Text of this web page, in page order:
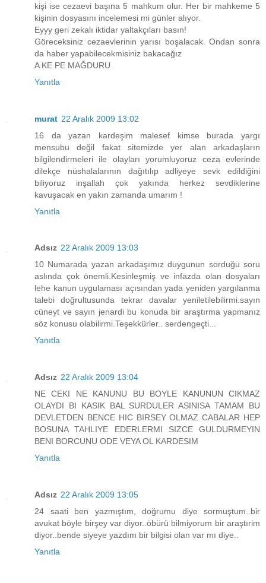
kişi ise cezaevi başına 5 mahkum olur. Her bir mahkeme 5
kişinin dosyasını incelemesi mi günler alıyor.
Eyyy geri zekalı iktidar yaltakçıları basın!
Göreceksiniz cezaevlerinin yarısı boşalacak. Ondan sonra
da haber yapabilecekmisiniz bakacağız
A KE PE MAĞDURU
Yanıtla
murat 22 Aralık 2009 13:02
16 da yazan kardeşim malesef kimse burada yargı
mensubu değil fakat sitemizde yer alan arkadaşların
bilgilendirmeleri ile olayları yorumluyoruz ceza evlerinde
dilekçe nüshalalarının dağıtılıp adliyeye sevk edildiğini
biliyoruz inşallah çok yakında herkez sevdiklerine
kavuşacak en yakın zamanda umarım !
Yanıtla
Adsız 22 Aralık 2009 13:03
10 Numarada yazan arkadaşımız duygunun sorduğu soru
aslında çok önemli.Kesinleşmiş ve infazda olan dosyaları
lehe kanun uygulaması açısından yada yeniden yargılanma
talebi doğrultusunda tekrar davalar yeniletilebilirmi.sayın
cüneyt ve sayın jenardi bu konuda bir araştırma yapmanız
söz konusu olabilirmi.Teşekkürler.. serdengeçti...
Yanıtla
Adsız 22 Aralık 2009 13:04
NE CEKI NE KANUNU BU BOYLE KANUNUN CIKMAZ
OLAYDI BI KASIK BAL SURDULER ASINISA TAMAM BU
DEVLETDEN BENCE HIC BIRSEY OLMAZ CABALAR HEP
BOSUNA TAHLIYE EDERLERMI SIZCE GULDURMEYIN
BENI BORCUNU ODE VEYA OL KARDESIM
Yanıtla
Adsız 22 Aralık 2009 13:05
24 saati ben yazmıştım, doğrumu diye sormuştum..bir
avukat böyle birşey var diyor..öbürü bilmiyorum bir araştırim
diyor..bende siyeye yazdım bir bilgisi olan var mı diye..
Yanıtla